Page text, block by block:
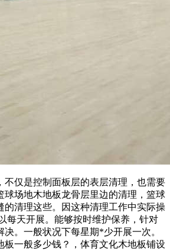
不仅是控制面板层的表层清理，也需要
球场地木地板龙骨层里边的清理，篮球
的清理这些。因这种清理工作中实际操
每天开展。能够按时维护保养，针对
。一般状况下每星期*少开展一次。
板一般多少钱？，体育文化木地板铺设